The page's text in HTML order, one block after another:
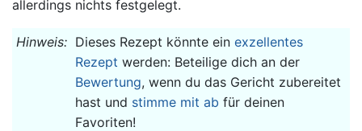
allerdings nichts festgelegt.
Hinweis: Dieses Rezept könnte ein exzellentes
Rezept werden: Beteilige dich an der
Bewertung, wenn du das Gericht zubereitet
hast und stimme mit ab für deinen
Favoriten!